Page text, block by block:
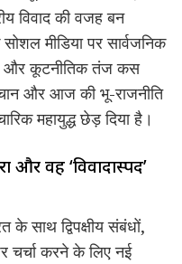
विवाद की वजह बन
मीडिया पर सार्वजनिक
और कूटनीतिक तंज कस
और आज की भू-राजनीति
महायुद्ध छेड़ दिया है।
और वह ‘विवादास्पद’
के साथ द्विपक्षीय संबंधों,
चर्चा करने के लिए नई